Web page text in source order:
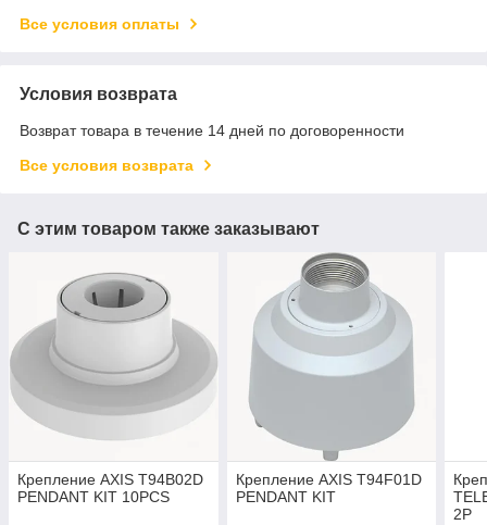
Все условия оплаты
Условия возврата
Возврат товара в течение 14 дней по договоренности
Все условия возврата
С этим товаром также заказывают
Крепление AXIS T94B02D
PENDANT KIT 10PCS
Крепление AXIS T94F01D
PENDANT KIT
2P